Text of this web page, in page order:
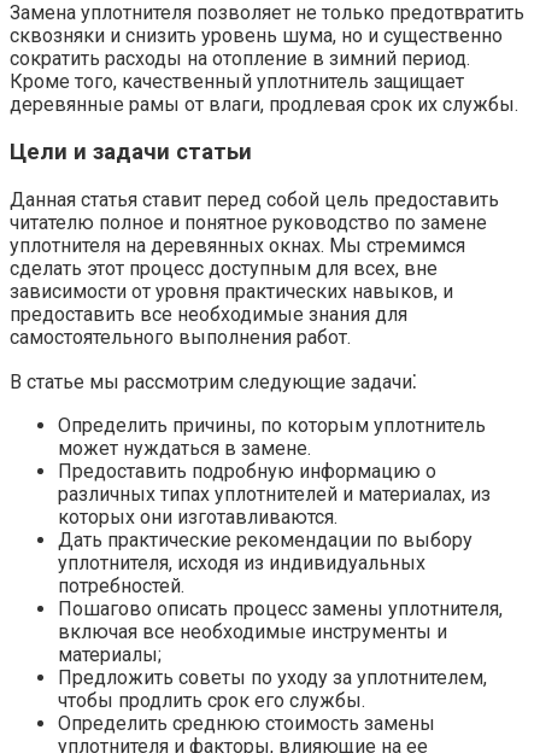
Замена уплотнителя позволяет не только предотвратить
сквозняки и снизить уровень шума, но и существенно
сократить расходы на отопление в зимний период.
Кроме того, качественный уплотнитель защищает
деревянные рамы от влаги, продлевая срок их службы.
Цели и задачи статьи
Данная статья ставит перед собой цель предоставить
читателю полное и понятное руководство по замене
уплотнителя на деревянных окнах. Мы стремимся
сделать этот процесс доступным для всех, вне
зависимости от уровня практических навыков, и
предоставить все необходимые знания для
самостоятельного выполнения работ.
В статье мы рассмотрим следующие задачи⁚
Определить причины, по которым уплотнитель
может нуждаться в замене.
Предоставить подробную информацию о
различных типах уплотнителей и материалах, из
которых они изготавливаются.
Дать практические рекомендации по выбору
уплотнителя, исходя из индивидуальных
потребностей.
Пошагово описать процесс замены уплотнителя,
включая все необходимые инструменты и
материалы;
Предложить советы по уходу за уплотнителем,
чтобы продлить срок его службы.
Определить среднюю стоимость замены
уплотнителя и факторы, влияющие на ее